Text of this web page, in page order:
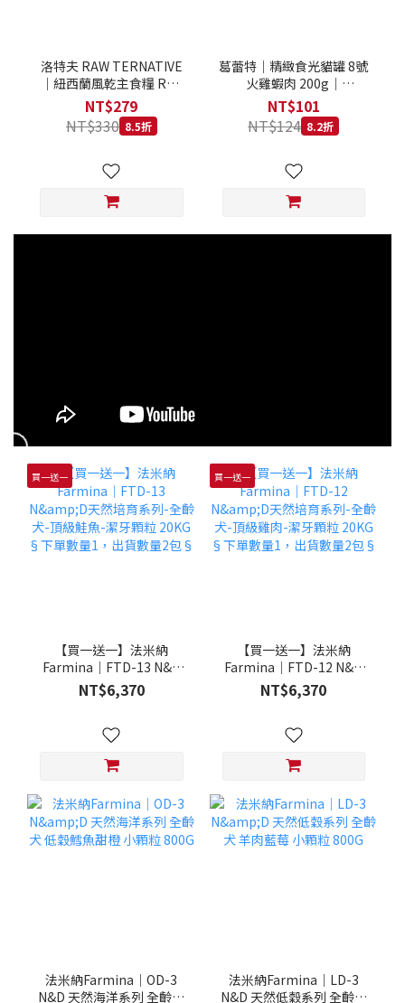
洛特夫 RAW TERNATIVE
｜紐西蘭風乾主食糧 RT3
羊肉 142g｜風乾主食糧 羊
肉 全齡犬 狗飼料
NT$279
NT$330 8.5折
葛蕾特｜精緻食光貓罐 8號
火雞蝦肉 200g｜
GranataPet 200克 主食罐
無穀罐 無膠罐 主食貓罐 德
罐
NT$101
NT$124 8.2折
買一送一
【買一送一】法米納
Farmina｜FTD-13 N&D
天然培育系列-全齡犬-頂級
鮭魚-潔牙顆粒 20KG §下
NT$6,370
買一送一
【買一送一】法米納
Farmina｜FTD-12 N&D
天然培育系列-全齡犬-頂級
雞肉-潔牙顆粒 20KG §下
NT$6,370
法米納Farmina｜OD-3
N&D 天然海洋系列 全齡犬
法米納Farmina｜LD-3
N&D 天然低穀系列 全齡犬